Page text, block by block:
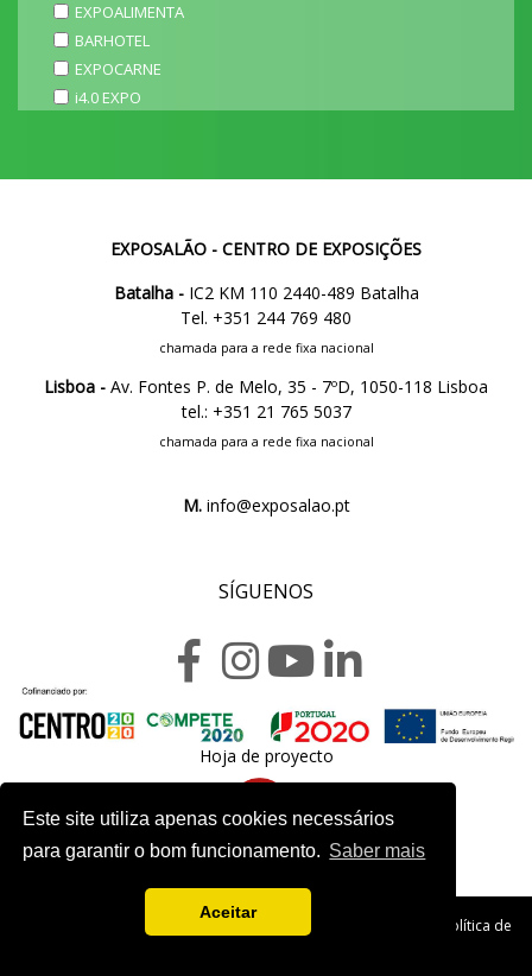
Este site utiliza apenas cookies necessários
para garantir o bom funcionamento. Saber mais
Aceitar
EXPOALIMENTA
BARHOTEL
EXPOCARNE
i4.0 EXPO
EXPOSALÃO - CENTRO DE EXPOSIÇÕES
Batalha -IC2 KM 110 2440-489 Batalha
Tel. +351 244 769 480
chamada para a rede fixa nacional
Lisboa - Av. Fontes P. de Melo, 35 - 7ºD, 1050-118 Lisboa
tel.: +351 21 765 5037
chamada para a rede fixa nacional
M.info@exposalao.pt
SÍGUENOS
Hoja de proyecto
Política de